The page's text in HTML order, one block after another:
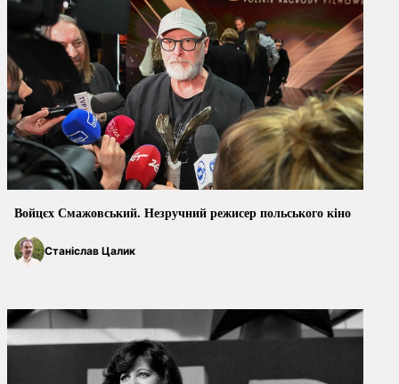
Войцєх Смажовський. Незручний режисер польського кіно
Станіслав Цалик